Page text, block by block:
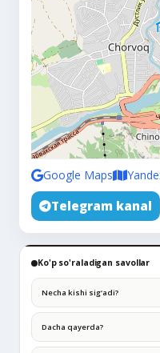
Google Maps
Telegram kanal
Ko'p so'raladigan savollar
Necha kishi sig‘adi?
Dacha qayerda?